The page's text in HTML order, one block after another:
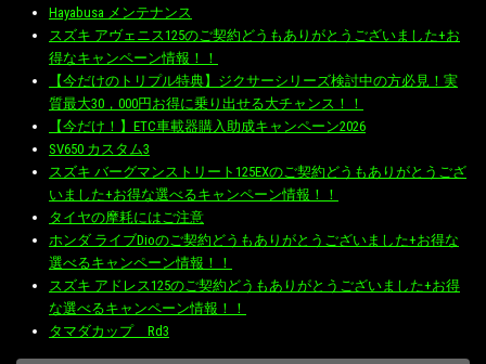
Hayabusa メンテナンス
スズキ アヴェニス125のご契約どうもありがとうございました+お
得なキャンペーン情報！！
【今だけのトリプル特典】ジクサーシリーズ検討中の方必見！実
質最大30，000円お得に乗り出せる大チャンス！！
【今だけ！】ETC車載器購入助成キャンペーン2026
SV650 カスタム3
スズキ バーグマンストリート125EXのご契約どうもありがとうござ
いました+お得な選べるキャンペーン情報！！
タイヤの摩耗にはご注意
ホンダ ライブDioのご契約どうもありがとうございました+お得な
選べるキャンペーン情報！！
スズキ アドレス125のご契約どうもありがとうございました+お得
な選べるキャンペーン情報！！
タマダカップ Rd3